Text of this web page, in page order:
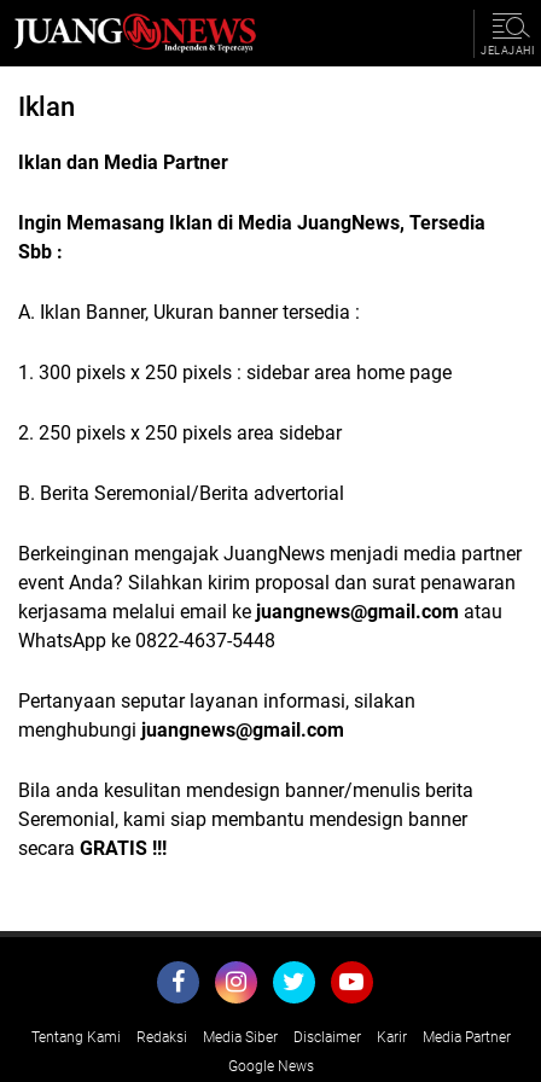
JELAJAHI
Iklan
Iklan dan Media Partner
Ingin Memasang Iklan di Media JuangNews, Tersedia
Sbb :
A. Iklan Banner, Ukuran banner tersedia :
1. 300 pixels x 250 pixels : sidebar area home page
2. 250 pixels x 250 pixels area sidebar
B. Berita Seremonial/Berita advertorial
Berkeinginan mengajak JuangNews menjadi media partner
event Anda? Silahkan kirim proposal dan surat penawaran
kerjasama melalui email ke juangnews@gmail.com atau
WhatsApp ke 0822-4637-5448
Pertanyaan seputar layanan informasi, silakan
menghubungi juangnews@gmail.com
Bila anda kesulitan mendesign banner/menulis berita
Seremonial, kami siap membantu mendesign banner
secara GRATIS !!!
Tentang Kami Redaksi Media Siber Disclaimer Karir
Media Partner
Google News